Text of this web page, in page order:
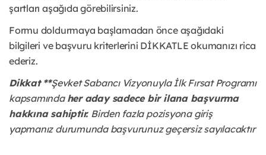
şartları aşağıda görebilirsiniz.
Formu doldurmaya başlamadan önce aşağıdaki
bilgileri ve başvuru kriterlerini DİKKATLE okumanızı rica
ederiz.
Dikkat **Şevket Sabancı Vizyonuyla İlk Fırsat Programı
kapsamında her aday sadece bir ilana başvurma
hakkına sahiptir. Birden fazla pozisyona giriş
yapmanız durumunda başvurunuz geçersiz sayılacaktır